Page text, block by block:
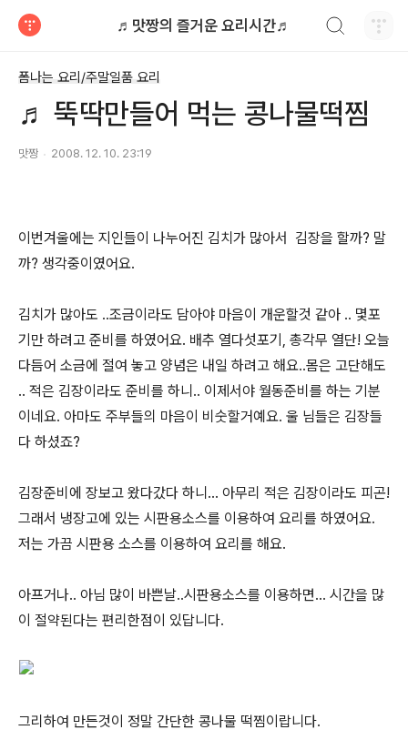
♬맛짱의 즐거운 요리시간♬
폼나는 요리/주말일품 요리
♬ 뚝딱만들어 먹는 콩나물떡찜
맛짱 2008. 12. 10. 23:19
이번겨울에는 지인들이 나누어진 김치가 많아서 김장을 할까? 말
까? 생각중이였어요.
김치가 많아도 ..조금이라도 담아야 마음이 개운할것 같아 .. 몇포
기만 하려고 준비를 하였어요. 배추 열다섯포기, 총각무 열단! 오늘
다듬어 소금에 절여 놓고 양념은 내일 하려고 해요..몸은 고단해도
.. 적은 김장이라도 준비를 하니.. 이제서야 월동준비를 하는 기분
이네요. 아마도 주부들의 마음이 비숫할거예요. 울 님들은 김장들
다 하셨죠?
김장준비에 장보고 왔다갔다 하니... 아무리 적은 김장이라도 피곤!
그래서 냉장고에 있는 시판용소스를 이용하여 요리를 하였어요.
저는 가끔 시판용 소스를 이용하여 요리를 해요.
아프거나.. 아님 많이 바쁜날..시판용소스를 이용하면... 시간을 많
이 절약된다는 편리한점이 있답니다.
그리하여 만든것이 정말 간단한 콩나물 떡찜이랍니다.